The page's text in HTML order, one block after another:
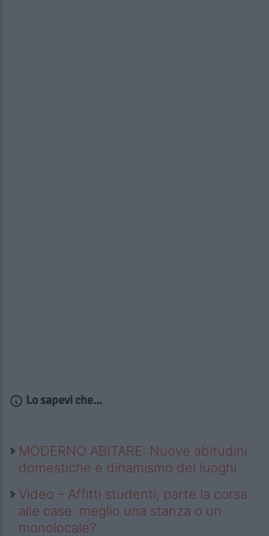
Lo sapevi che...
MODERNO ABITARE: Nuove abitudini
domestiche e dinamismo dei luoghi
Video – Affitti studenti, parte la corsa
alle case: meglio una stanza o un
monolocale?